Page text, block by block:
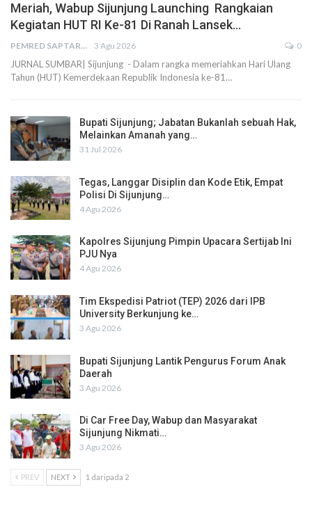
Meriah, Wabup Sijunjung Launching Rangkaian
Kegiatan HUT RI Ke-81 Di Ranah Lansek…
PEMRED SAPTARIUS 3 Agu 2026 0
JURNAL SUMBAR| Sijunjung - Dalam rangka memeriahkan Hari Ulang
Tahun (HUT) Kemerdekaan Republik Indonesia ke-81…
Bupati Sijunjung; Jabatan Bukanlah sebuah Hak,
Melainkan Amanah yang…
31 Jul 2026
Tegas, Langgar Disiplin dan Kode Etik, Empat
Polisi Di Sijunjung…
4 Agu 2026
Kapolres Sijunjung Pimpin Upacara Sertijab Ini
PJU Nya
4 Agu 2026
Tim Ekspedisi Patriot (TEP) 2026 dari IPB
University Berkunjung ke…
3 Agu 2026
Bupati Sijunjung Lantik Pengurus Forum Anak
Daerah
3 Agu 2026
Di Car Free Day, Wabup dan Masyarakat
Sijunjung Nikmati…
3 Agu 2026
PREV NEXT 1 daripada 2